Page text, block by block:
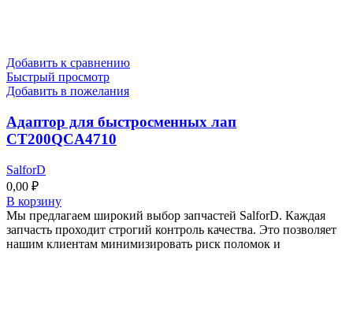
Добавить к сравнению
Быстрый просмотр
Добавить в пожелания
Адаптор для быстросменных лап
CT200QCA4710
SalforD
0,00 ₽
В корзину
Мы предлагаем широкий выбор запчастей SalforD. Каждая
запчасть проходит строгий контроль качества. Это позволяет
нашим клиентам минимизировать риск поломок и